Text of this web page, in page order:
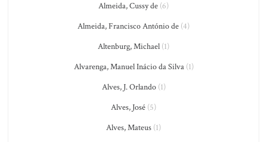
Almeida, Cussy de (6)
Almeida, Francisco António de (4)
Altenburg, Michael (1)
Alvarenga, Manuel Inácio da Silva(1)
Alves, J. Orlando(1)
Alves, José (5)
Alves, Mateus (1)